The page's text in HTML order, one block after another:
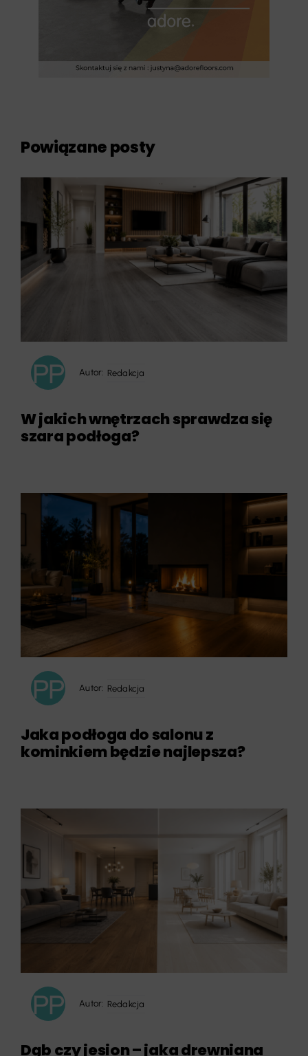
Powiązane posty
Autor: Redakcja
W jakich wnętrzach sprawdza się
szara podłoga?
Autor: Redakcja
Jaka podłoga do salonu z
kominkiem będzie najlepsza?
Autor: Redakcja
Dąb czy jesion – jaka drewniana